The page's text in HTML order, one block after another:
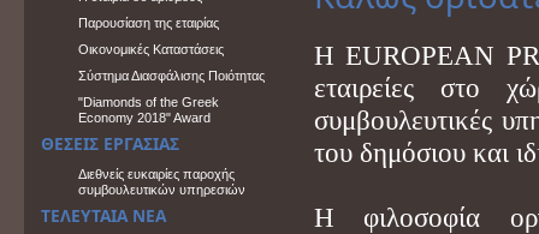
Η EUROPEAN
εταιρείες στο
συμβουλευτικές
του δημόσιου και
Η φιλοσοφία
Παρουσίαση της εταιρίας
Οικονομικές Καταστάσεις
Σύστημα Διασφάλισης Ποιότητας
"Diamonds of the Greek
Economy 2018" Award
ΘΕΣΕΙΣ ΕΡΓΑΣΙΑΣ
Διεθνείς ευκαιρίες παροχής
συμβουλευτικών υπηρεσιών
ΤΕΛΕΥΤΑΙΑ ΝΕΑ